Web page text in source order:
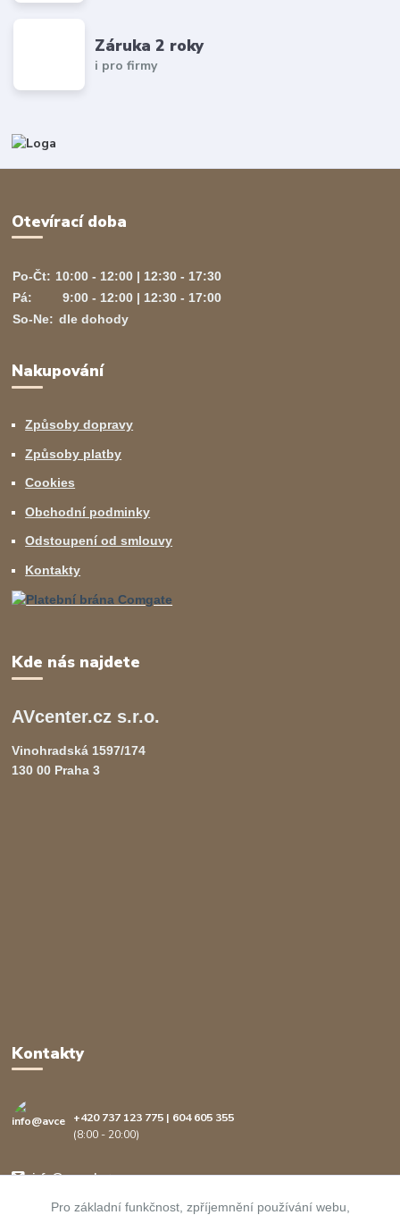
Záruka 2 roky
i pro firmy
Otevírací doba
Po-Čt: 10:00 - 12:00 | 12:30 - 17:30
Pá:
9:00 - 12:00 | 12:30 - 17:00
So-Ne: dle dohody
Nakupování
Způsoby dopravy
Způsoby platby
Cookies
Obchodní podminky
Odstoupení od smlouvy
Kontakty
Kde nás najdete
AVcenter.cz s.r.o.
Vinohradská 1597/174
130 00 Praha 3
Kontakty
+420 737 123 775 | 604 605 355
(8:00 - 20:00)
info@avcenter.cz
Pro základní funkčnost, zpříjemnění používání webu,